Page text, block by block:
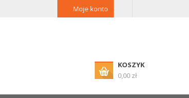
Moje konto
KOSZYK
0,00 zł